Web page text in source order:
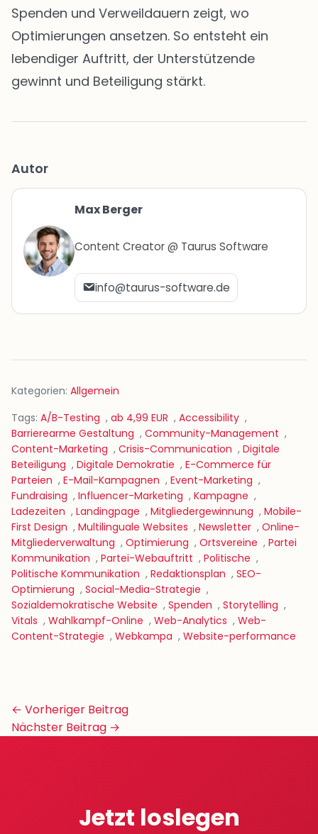
Spenden und Verweildauern zeigt, wo
Optimierungen ansetzen. So entsteht ein
lebendiger Auftritt, der Unterstützende
gewinnt und Beteiligung stärkt.
Autor
Max Berger
Content Creator @ Taurus Software
info@taurus-software.de
Kategorien: Allgemein
Tags: A/B-Testing , ab 4,99 EUR , Accessibility ,
Barrierearme Gestaltung , Community-Management ,
Content-Marketing , Crisis-Communication , Digitale
Beteiligung , Digitale Demokratie , E-Commerce für
Parteien , E-Mail-Kampagnen , Event-Marketing ,
Fundraising , Influencer-Marketing , Kampagne ,
Ladezeiten , Landingpage , Mitgliedergewinnung , Mobile-
First Design , Multilinguale Websites , Newsletter , Online-
Mitgliederverwaltung , Optimierung , Ortsvereine , Partei
Kommunikation , Partei-Webauftritt , Politische ,
Politische Kommunikation , Redaktionsplan , SEO-
Optimierung , Social-Media-Strategie ,
Sozialdemokratische Website , Spenden , Storytelling ,
Vitals , Wahlkampf-Online , Web-Analytics , Web-
Content-Strategie , Webkampa , Website-performance
Beitrags-
Navigation
← Vorheriger Beitrag
Nächster Beitrag →
Jetzt loslegen